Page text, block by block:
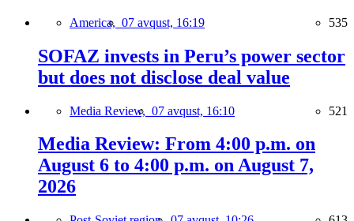
America, 07 avqust, 16:19 535
SOFAZ invests in Peru’s power sector
but does not disclose deal value
Media Review, 07 avqust, 16:10 521
Media Review: From 4:00 p.m. on
August 6 to 4:00 p.m. on August 7,
2026